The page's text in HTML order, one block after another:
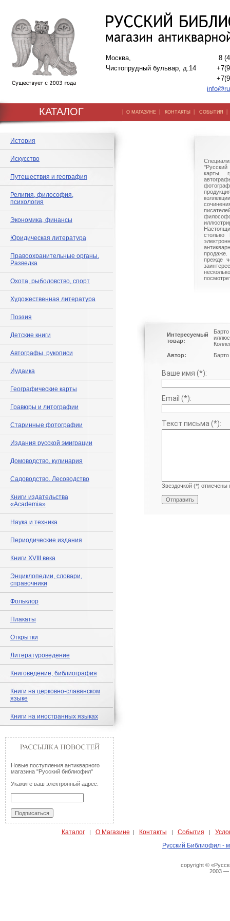
Москва,
Чистопрудный бульвар, д.14
8
КАТАЛОГ | О МАГАЗИНЕ | КОНТАКТЫ | СОБЫТИЯ
История
Искусство
Путешествия и география
Религия, философия,
психология
Экономика, финансы
Юридическая литература
Правоохранительные органы.
Разведка
Охота, рыболовство, спорт
Художественная литература
Поэзия
Детские книги
Автографы, рукописи
Иудаика
Географические карты
Гравюры и литографии
Старинные фотографии
Издания русской эмиграции
Домоводство, кулинария
Садоводство. Лесоводство
Книги издательства
«Academia»
Наука и техника
Периодические издания
Книги XVIII века
Энциклопедии, словари,
справочники
Фольклор
Плакаты
Открытки
Литературоведение
Книговедение, библиография
Книги на церковно-славянском
языке
Книги на иностранных языках
Новые поступления антикварного
магазина "Русский библиофил"
Укажите ваш электронный адрес:
"Русский
карты,
столько
прежде
Интересуемый
товар:
Автор:
Ваше имя (*):
Email (*):
Текст письма (*):
Звездочкой (*) отмечены
Каталог| О Магазине | Контакты | События |
Русский Библиофил -
copyright ©
2003 —